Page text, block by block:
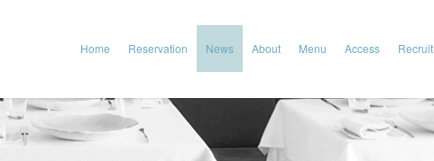
Home Reservation News About Menu Access Recruit